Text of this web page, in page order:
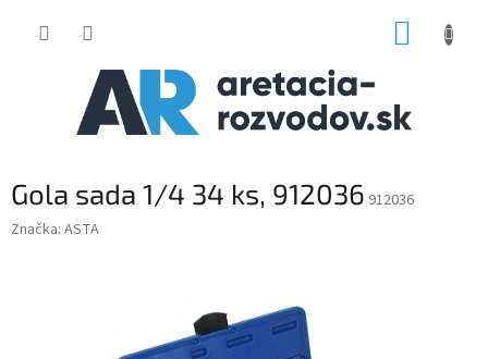
Gola sada 1/4 34 ks, 912036 912036
Značka: ASTA